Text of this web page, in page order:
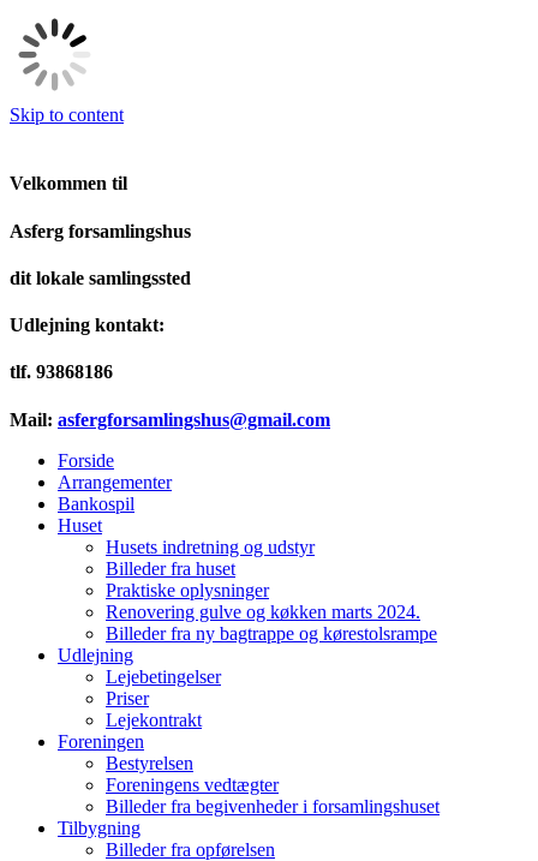
Skip to content
Velkommen til
Asferg forsamlingshus
dit lokale samlingssted
Udlejning kontakt:
tlf. 93868186
Mail: asfergforsamlingshus@gmail.com
Forside
Arrangementer
Bankospil
Huset
Husets indretning og udstyr
Billeder fra huset
Praktiske oplysninger
Renovering gulve og køkken marts 2024.
Billeder fra ny bagtrappe og kørestolsrampe
Udlejning
Lejebetingelser
Priser
Lejekontrakt
Foreningen
Bestyrelsen
Foreningens vedtægter
Billeder fra begivenheder i forsamlingshuset
Tilbygning
Billeder fra opførelsen